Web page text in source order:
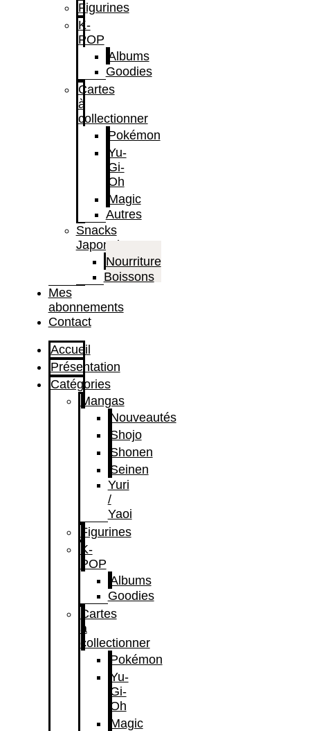
Figurines
K-
POP
Albums
Goodies
Cartes
à
collectionner
Pokémon
Yu-
Gi-
Oh
Magic
Autres
Snacks
Japonais
Nourriture
Boissons
Mes
abonnements
Contact
Accueil
Présentation
Catégories
Mangas
Nouveautés
Shojo
Shonen
Seinen
Yuri
/
Yaoi
Figurines
K-
POP
Albums
Goodies
Cartes
à
collectionner
Pokémon
Yu-
Gi-
Oh
Magic